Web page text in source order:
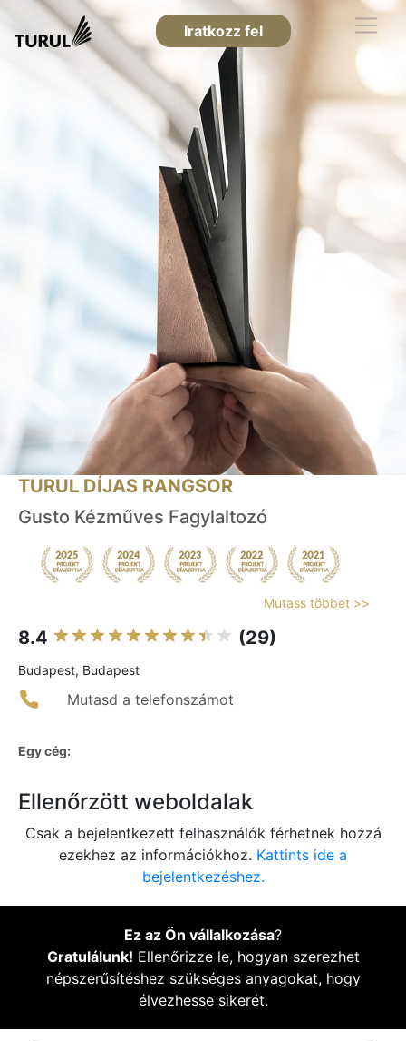
Iratkozz fel
TURUL DÍJAS RANGSOR
Gusto Kézműves Fagylaltozó
Mutass többet >>
8.4 (29)
Budapest, Budapest
Mutasd a telefonszámot
Egy cég:
Ellenőrzött weboldalak
Csak a bejelentkezett felhasználók férhetnek hozzá
ezekhez az információkhoz. Kattints ide a
bejelentkezéshez.
Ez az Ön vállalkozása?
Gratulálunk! Ellenőrizze le, hogyan szerezhet
népszerűsítéshez szükséges anyagokat, hogy
élvezhesse sikerét.